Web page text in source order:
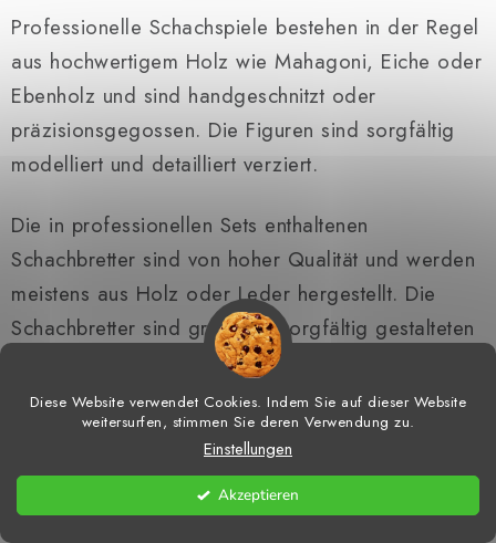
Diese Website verwendet Cookies. Indem Sie auf dieser Website
weitersurfen, stimmen Sie deren Verwendung zu.
Einstellungen
Akzeptieren
n
t
e
d
e
r
L
i
s
t
e
Professionelle Schachspiele bestehen in der Regel
aus hochwertigem Holz wie Mahagoni, Eiche oder
Ebenholz und sind handgeschnitzt oder
präzisionsgegossen. Die Figuren sind sorgfältig
modelliert und detailliert verziert.
Die in professionellen Sets enthaltenen
Schachbretter sind von hoher Qualität und werden
meistens aus Holz oder Leder hergestellt. Die
Schachbretter sind groß, mit sorgfältig gestalteten
Flächen und Feldern. Auf einigen Schachbrettern
sind die Felder markiert, und sie werden nicht nur
für das Spiel vom Schach verwendet, sondern
auch als Sammelstück.